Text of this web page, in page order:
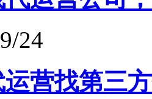
24
营找第三